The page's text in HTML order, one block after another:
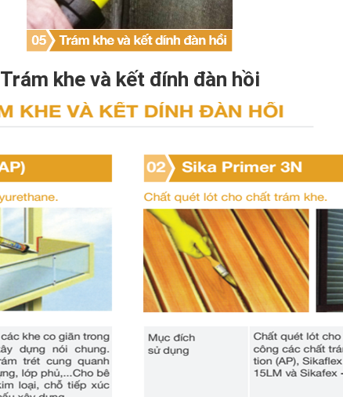
Trám khe và kết đính đàn hồi